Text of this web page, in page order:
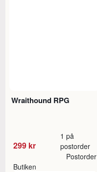
Wraithound RPG
299 kr
1 på
postorder
Butiken
Postorder